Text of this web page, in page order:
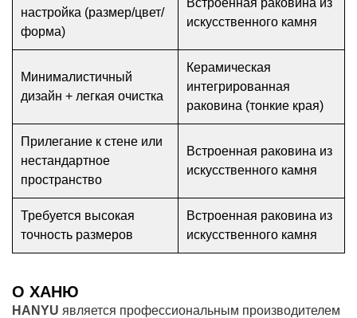
настройка (размер/цвет/
форма)
Встроенная раковина из
искусственного камня
Минималистичный
дизайн + легкая очистка
Керамическая
интегрированная
раковина (тонкие края)
Прилегание к стене или
нестандартное
пространство
Встроенная раковина из
искусственного камня
Требуется высокая
точность размеров
Встроенная раковина из
искусственного камня
О ХАНЮ
HANYU является профессиональным производителем